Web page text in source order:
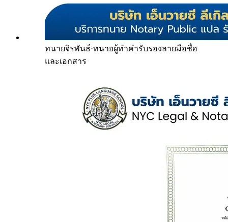
ทนายจิรพันธ์·ทนายผู้ทำคำรับรองลายมือชื่อ
และเอกสาร